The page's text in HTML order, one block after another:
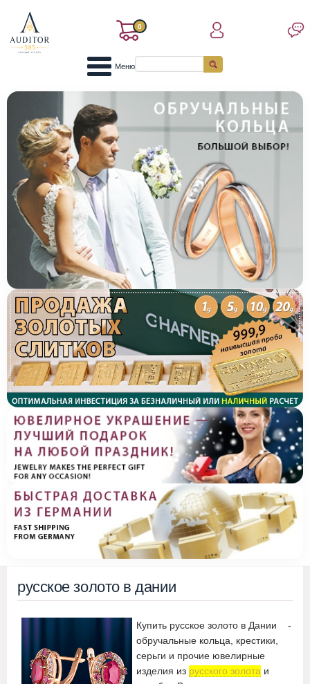
0
Меню
русское золото в дании
Купить русское золото в Дании -
обручальные кольца, крестики,
серьги и прочие ювелирные
изделия из русского золота и